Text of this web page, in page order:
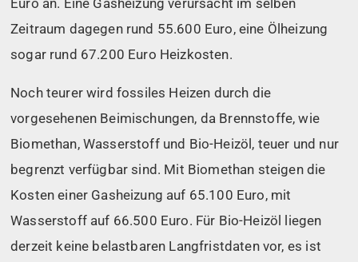
Euro an. Eine Gasheizung verursacht im selben
Zeitraum dagegen rund 55.600 Euro, eine Ölheizung
sogar rund 67.200 Euro Heizkosten.
Noch teurer wird fossiles Heizen durch die
vorgesehenen Beimischungen, da Brennstoffe, wie
Biomethan, Wasserstoff und Bio-Heizöl, teuer und nur
begrenzt verfügbar sind. Mit Biomethan steigen die
Kosten einer Gasheizung auf 65.100 Euro, mit
Wasserstoff auf 66.500 Euro. Für Bio-Heizöl liegen
derzeit keine belastbaren Langfristdaten vor, es ist